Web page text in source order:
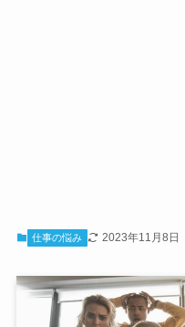
仕事の悩み 2023年11月8日